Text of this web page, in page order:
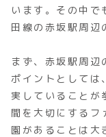
います。その中で
田線の赤坂駅周辺
まず、赤坂駅周辺
ポイントとしては
実していることが
間を大切にするフ
園があることは大